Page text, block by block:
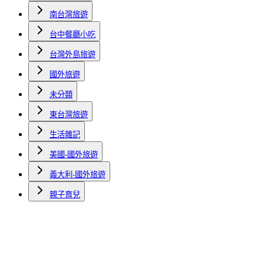
南台灣旅遊
台中餐廳小吃
台灣外島旅遊
國外旅遊
未分類
東台灣旅遊
生活雜記
美國-國外旅遊
義大利-國外旅遊
親子育兒